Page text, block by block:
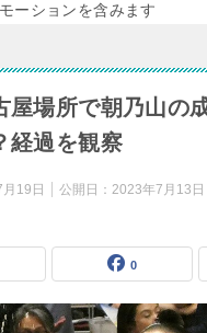
ーションを含みます
屋場所で朝乃山の
経過を観察
19日 公開日： 2023年7月13日
0